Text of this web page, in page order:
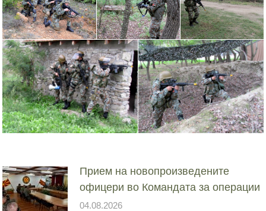
Прием на новопроизведените
офицери во Командата за операции
04.08.2026